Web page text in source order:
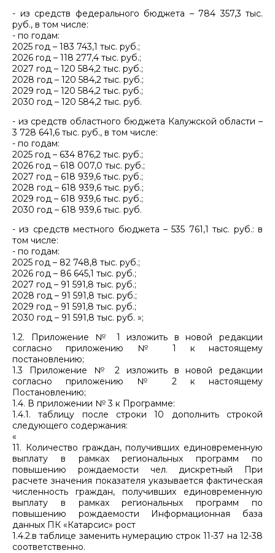
- из средств федерального бюджета – 784 357,3 тыс.
руб., в том числе:
- по годам:
2025 год – 183 743,1 тыс. руб.;
2026 год – 118 277,4 тыс. руб.;
2027 год – 120 584,2 тыс. руб.;
2028 год – 120 584,2 тыс. руб.;
2029 год – 120 584,2 тыс. руб.;
2030 год – 120 584,2 тыс. руб.
- из средств областного бюджета Калужской области –
3 728 641,6 тыс. руб., в том числе:
- по годам:
2025 год – 634 876,2 тыс. руб.;
2026 год – 618 007,0 тыс. руб.;
2027 год – 618 939,6 тыс. руб.;
2028 год – 618 939,6 тыс. руб.;
2029 год – 618 939,6 тыс. руб.;
2030 год – 618 939,6 тыс. руб.
- из средств местного бюджета – 535 761,1 тыс. руб.: в
том числе:
- по годам:
2025 год – 82 748,8 тыс. руб.;
2026 год – 86 645,1 тыс. руб.;
2027 год – 91 591,8 тыс. руб.;
2028 год – 91 591,8 тыс. руб.;
2029 год – 91 591,8 тыс. руб.;
2030 год – 91 591,8 тыс. руб. »;
1.2. Приложение № 1 изложить в новой редакции
согласно приложению № 1 к настоящему
постановлению;
1.3 Приложение № 2 изложить в новой редакции
согласно приложению № 2 к настоящему
Постановлению;
1.4. В приложении № 3 к Программе:
1.4.1. таблицу после строки 10 дополнить строкой
следующего содержания:
«
11. Количество граждан, получивших единовременную
выплату в рамках региональных программ по
повышению рождаемости чел. дискретный При
расчете значения показателя указывается фактическая
численность граждан, получивших единовременную
выплату в рамках региональных программ по
повышению рождаемости Информационная база
данных ПК «Катарсис» рост
1.4.2.в таблице заменить нумерацию строк 11-37 на 12-38
соответственно.